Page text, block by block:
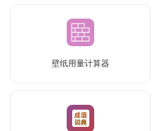
壁纸用量计算器